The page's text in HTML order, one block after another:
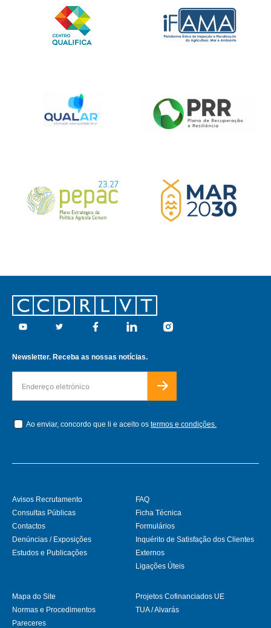
Footer
Youtube Twitter Facebook Linkedin Instagram
Newsletter. Receba as nossas notícias.
Ao enviar, concordo que li e aceito os termos e condições.
Avisos Recrutamento
Consultas Públicas
Contactos
Denúncias / Exposições
Estudos e Publicações
FAQ
Ficha Técnica
Formulários
Inquérito de Satisfação dos Clientes
Externos
Ligações Úteis
Mapa do Site
Normas e Procedimentos
Pareceres
Projetos Cofinanciados UE
TUA / Alvarás